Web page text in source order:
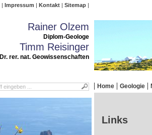
Impressum Kontakt Sitemap
Rainer Olzem
Diplom-Geologe
Timm Reisinger
Dr. rer. nat. Geowissenschaften
Home Geologie
Links